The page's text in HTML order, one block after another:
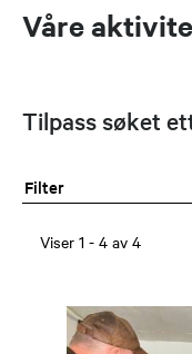
Våre
Tilpass søket
Filter
Viser 1 - 4 av 4